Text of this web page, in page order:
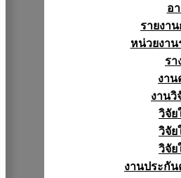
อ
รายงา
หน่วยงา
รา
งา
งานวิ
วิจัย
วิจัย
วิจัย
งานประกั